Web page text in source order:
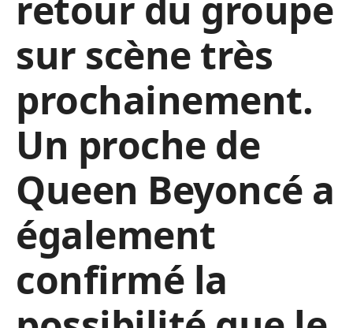
sur scène très
prochainement.
Un proche de
Queen Beyoncé a
également
confirmé la